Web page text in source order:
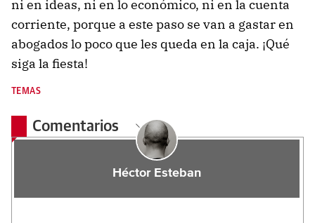
ni en ideas, ni en lo económico, ni en la cuenta
corriente, porque a este paso se van a gastar en
abogados lo poco que les queda en la caja. ¡Qué
siga la fiesta!
TEMAS
Comentarios
Héctor Esteban